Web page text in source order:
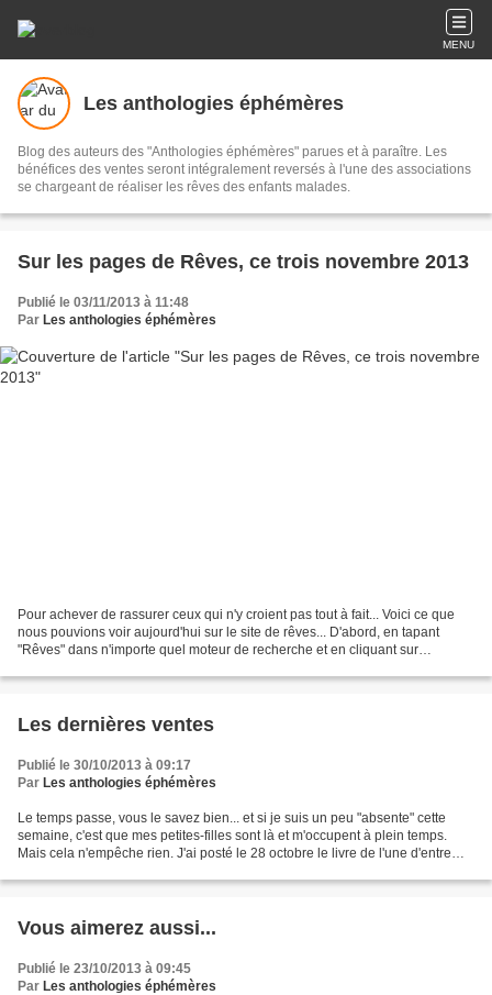
MENU
Les anthologies éphémères
Blog des auteurs des "Anthologies éphémères" parues et à paraître. Les
bénéfices des ventes seront intégralement reversés à l'une des associations
se chargeant de réaliser les rêves des enfants malades.
Sur les pages de Rêves, ce trois novembre 2013
Publié le 03/11/2013 à 11:48
Par Les anthologies éphémères
Pour achever de rassurer ceux qui n'y croient pas tout à fait... Voici ce que
nous pouvions voir aujourd'hui sur le site de rêves... D'abord, en tapant
"Rêves" dans n'importe quel moteur de recherche et en cliquant sur
Les dernières ventes
Publié le 30/10/2013 à 09:17
Par Les anthologies éphémères
Le temps passe, vous le savez bien... et si je suis un peu "absente" cette
semaine, c'est que mes petites-filles sont là et m'occupent à plein temps.
Mais cela n'empêche rien. J'ai posté le 28 octobre le livre de l'une d'entre
Vous aimerez aussi...
Publié le 23/10/2013 à 09:45
Par Les anthologies éphémères